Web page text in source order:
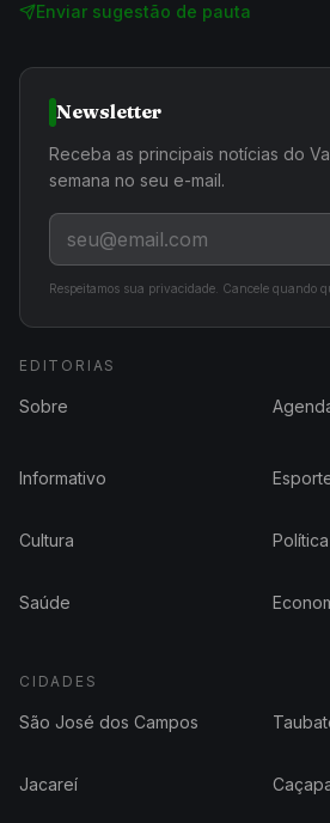
Enviar sugestão de pauta
Newsletter
Receba as principais notícias do
semana no seu e-mail.
Respeitamos sua privacidade. Cancele quando
EDITORIAS
Sobre
Informativo
Cultura Política
Saúde
CIDADES
São José dos Campos
Jacareí